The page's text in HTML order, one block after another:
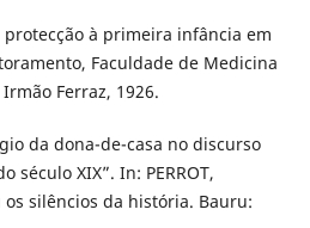
protecção à primeira infância em
Faculdade de Medicina
Ferraz, 1926.
da dona-de-casa no discurso
século XIX”. In: PERROT,
silêncios da história. Bauru: